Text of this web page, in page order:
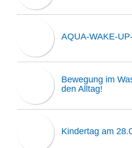
Bewegung im
den Alltag!
Kindertag am